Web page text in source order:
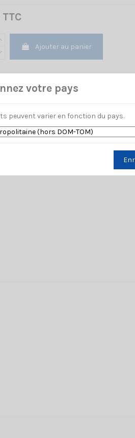
Ajouter au panier
votre pays
peuvent varier en fonction du pays.